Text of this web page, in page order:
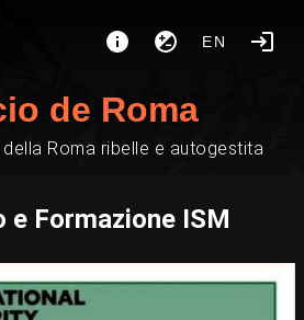
EN
de Roma
Roma ribelle e autogestita
e Formazione ISM